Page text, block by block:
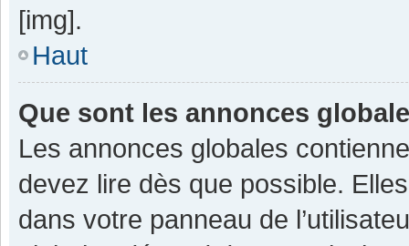
[img].
Haut
Que sont les annonces
Les annonces globales
devez lire dès que possible.
dans votre panneau de